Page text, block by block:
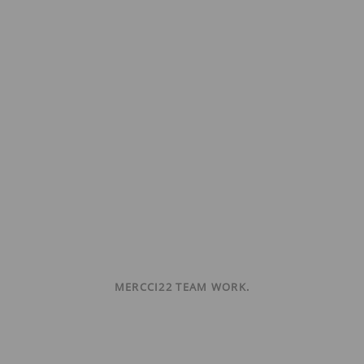
MERCCI22 TEAM WORK.